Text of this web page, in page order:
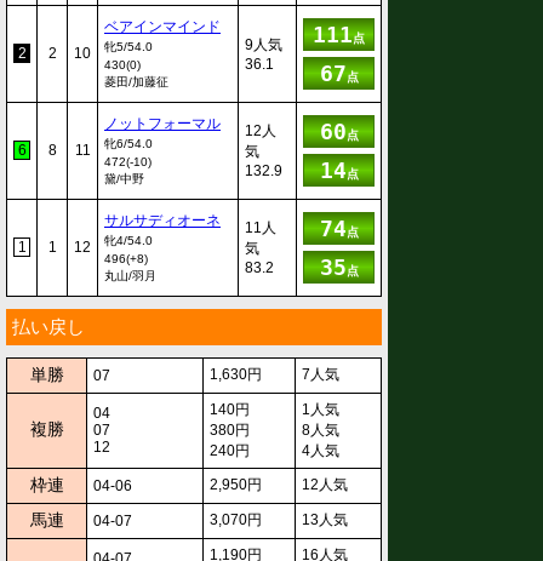
2 2 10
ベアインマインド
牝5/54.0
430(0)
菱田/加藤征
9人気
36.1
111点
67点
6 8 11
ノットフォーマル
牝6/54.0
472(-10)
黛/中野
12人
気
132.9
60点
14点
1 1 12
サルサディオーネ
牝4/54.0
496(+8)
丸山/羽月
11人
気
83.2
74点
35点
払い戻し
単勝 07 1,630円 7人気
複勝
04
07
12
140円
380円
240円
1人気
8人気
4人気
枠連 04-06 2,950円 12人気
馬連 04-07 3,070円 13人気
1,190円
16人気